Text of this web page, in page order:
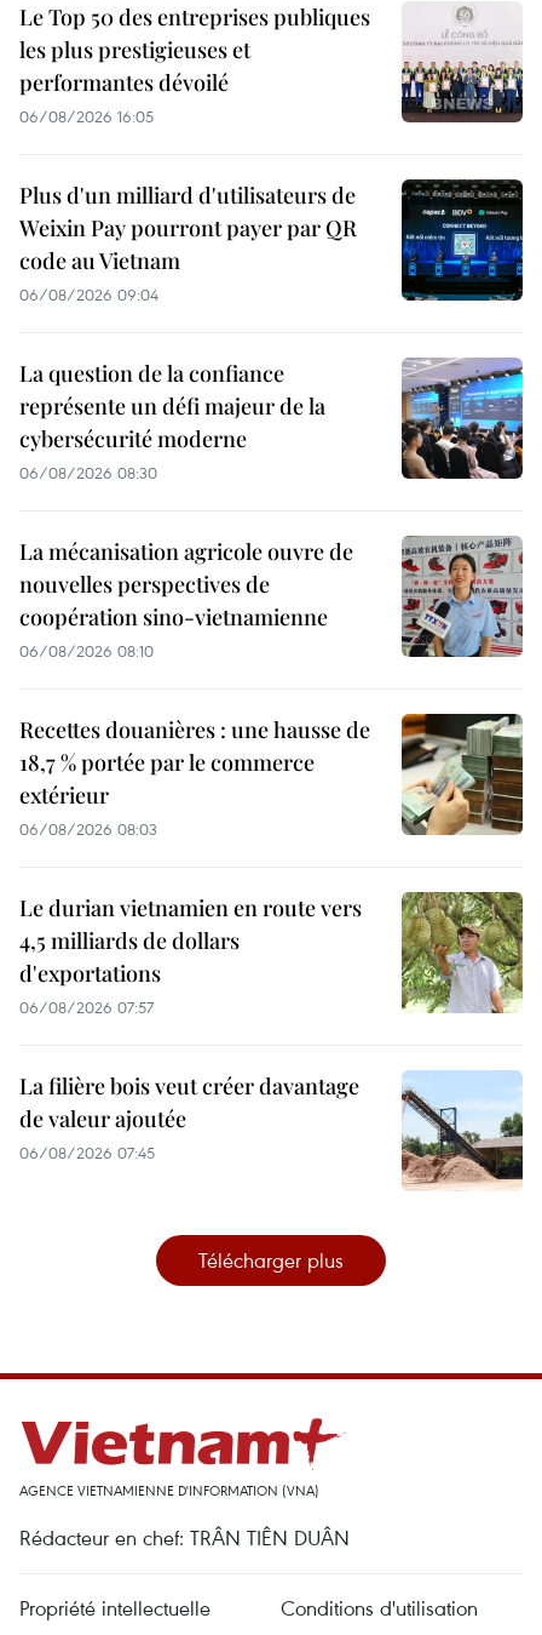
Le Top 50 des entreprises publiques
les plus prestigieuses et
performantes dévoilé
06/08/2026 16:05
Plus d'un milliard d'utilisateurs de
Weixin Pay pourront payer par QR
code au Vietnam
06/08/2026 09:04
La question de la confiance
représente un défi majeur de la
cybersécurité moderne
06/08/2026 08:30
La mécanisation agricole ouvre de
nouvelles perspectives de
coopération sino-vietnamienne
06/08/2026 08:10
Recettes douanières : une hausse de
18,7 % portée par le commerce
extérieur
06/08/2026 08:03
Le durian vietnamien en route vers
4,5 milliards de dollars
d'exportations
06/08/2026 07:57
La filière bois veut créer davantage
de valeur ajoutée
06/08/2026 07:45
Télécharger plus
AGENCE VIETNAMIENNE D'INFORMATION (VNA)
Rédacteur en chef: TRÂN TIÊN DUÂN
Propriété intellectuelle Conditions d'utilisation